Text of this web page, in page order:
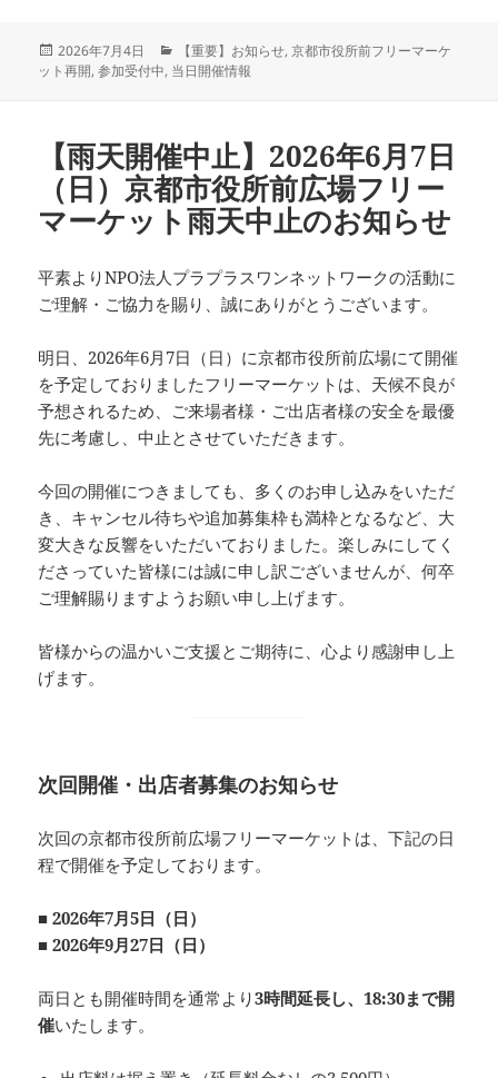
投
稿
2026年7月4日
カ
テ
【重要】お知らせ,京都市役所前フリーマーケ
ット再開,参加受付中, 当日開催情報
【雨天開催中止】2026年6月7日
（日）京都市役所前広場フリー
マーケット雨天中止のお知らせ
平素よりNPO法人プラプラスワンネットワークの活動に
ご理解・ご協力を賜り、誠にありがとうございます。
明日、2026年6月7日（日）に京都市役所前広場にて開催
を予定しておりましたフリーマーケットは、天候不良が
予想されるため、ご来場者様・ご出店者様の安全を最優
先に考慮し、中止とさせていただきます。
今回の開催につきましても、多くのお申し込みをいただ
き、キャンセル待ちや追加募集枠も満枠となるなど、大
変大きな反響をいただいておりました。楽しみにしてく
ださっていた皆様には誠に申し訳ございませんが、何卒
ご理解賜りますようお願い申し上げます。
皆様からの温かいご支援とご期待に、心より感謝申し上
げます。
次回開催・出店者募集のお知らせ
次回の京都市役所前広場フリーマーケットは、下記の日
程で開催を予定しております。
■ 2026年7月5日（日）
■ 2026年9月27日（日）
両日とも開催時間を通常より3時間延長し、18:30まで開
催いたします。